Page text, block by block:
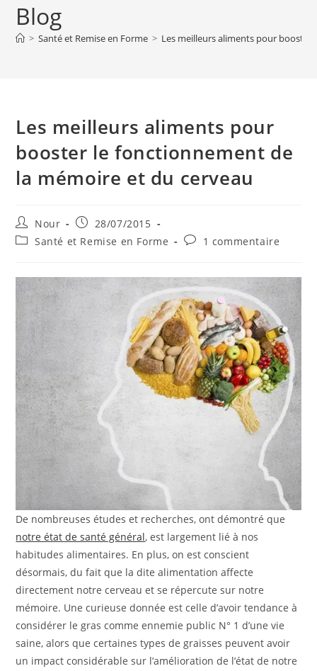
Blog
> Santé et Remise en Forme > Les meilleurs aliments pour
Les meilleurs aliments pour
booster le fonctionnement de
la mémoire et du cerveau
Auteur/autrice
de
la
Nour
Publication
publiée :
28/07/2015
PostSanté et Remise en Forme
Commentaires
publication :
1 commentaire
De nombreuses études et recherches, ont démontré que
notre état de santé général, est largement lié à nos
habitudes alimentaires. En plus, on est conscient
désormais, du fait que la dite alimentation affecte
directement notre cerveau et se répercute sur notre
mémoire. Une curieuse donnée est celle d’avoir tendance à
considérer le gras comme ennemie public N° 1 d’une vie
saine, alors que certaines types de graisses peuvent avoir
un impact considérable sur l’amélioration de l’état de notre